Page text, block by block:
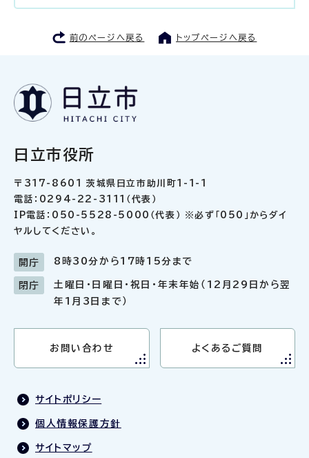
前のページへ戻る トップページへ戻る
日立市役所
〒317-8601 茨城県日立市助川町1-1-1
電話：0294-22-3111（代表）
IP電話：050-5528-5000（代表） ※必ず「050」からダイ
ヤルしてください。
開庁 8時30分から17時15分まで
閉庁
土曜日・日曜日・祝日・年末年始（12月29日から翌
年1月3日まで）
お問い合わせ よくあるご質問
サイトポリシー
個人情報保護方針
サイトマップ